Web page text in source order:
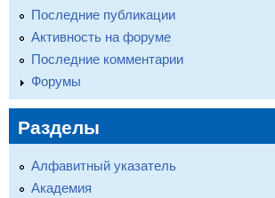
Последние публикации
Активность на форуме
Последние комментарии
Форумы
Разделы
Алфавитный указатель
Академия